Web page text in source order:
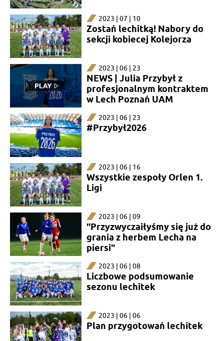
2023 | 07 | 10
Zostań lechitką! Nabory do
sekcji kobiecej Kolejorza
2023 | 06 | 23
NEWS | Julia Przybył z
profesjonalnym kontraktem
w Lech Poznań UAM
2023 | 06 | 23
#Przybył2026
2023 | 06 | 16
Wszystkie zespoły Orlen 1.
Ligi
2023 | 06 | 09
''Przyzwyczaiłyśmy się już do
grania z herbem Lecha na
piersi"
2023 | 06 | 08
Liczbowe podsumowanie
sezonu lechitek
2023 | 06 | 06
Plan przygotowań lechitek